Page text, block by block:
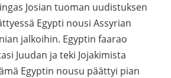
Josian tuoman uudistuksen
Egypti nousi Assyrian
jalkoihin. Egyptin faarao
Juudan ja teki Jojakimista
Egyptin nousu päättyi pian